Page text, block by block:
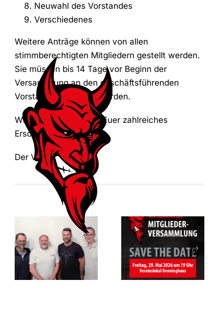
Neuwahl des Vorstandes
Verschiedenes
Weitere Anträge können von allen
stimmberechtigten Mitgliedern gestellt werden.
Sie müssen bis 14 Tage vor Beginn der
Versammlung an den geschäftsführenden
Vorstand eingereicht werden.
Wir freuen uns auf Ihr/Euer zahlreiches
Erscheinen
Der Vorstand
Vorfreude auf
das Jubiläum
DATE –
des RSV
Altenbögge